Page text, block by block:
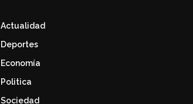
Actualidad
Deportes
Economía
Politica
Sociedad